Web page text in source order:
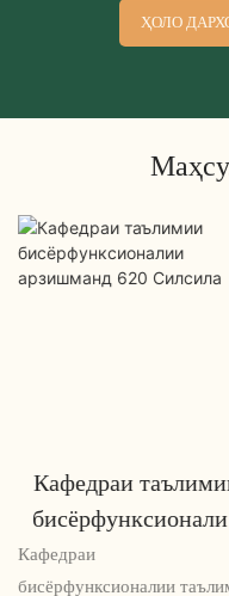
ҲОЛО
Кафедраи
арзишманд 620
Силсила
Кафедраи
бисёрфунксионалии